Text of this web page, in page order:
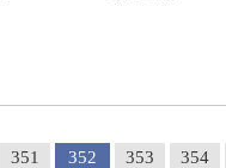
351 352 353 354